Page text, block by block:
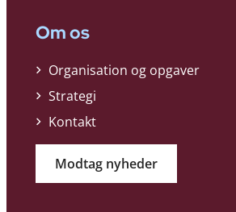
Om os
Organisation og opgaver
Strategi
Kontakt
Modtag nyheder